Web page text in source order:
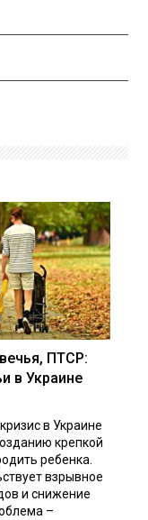
ПТСР:
в Украине
в Украине
крепкой
ребенка.
взрывное
и снижение
–